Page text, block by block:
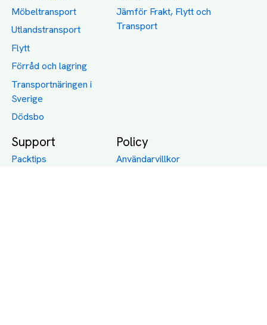
Möbeltransport
Utlandstransport
Flytt
Förråd och lagring
Transportnäringen i
Sverige
Dödsbo
Jämför Frakt, Flytt och
Transport
Support
Packtips
Policy
Användarvillkor